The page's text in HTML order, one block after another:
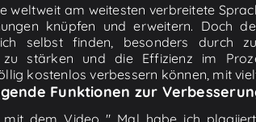
weltweit am weitesten verbreitete
knüpfen und erweitern. Doch
selbst finden, besonders durch
zu stärken und die Effizienz im
kostenlos verbessern können, mit
Funktionen zur
mit dem Video " Mal habe ich